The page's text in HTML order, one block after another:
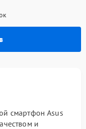
смартфон Asus
и